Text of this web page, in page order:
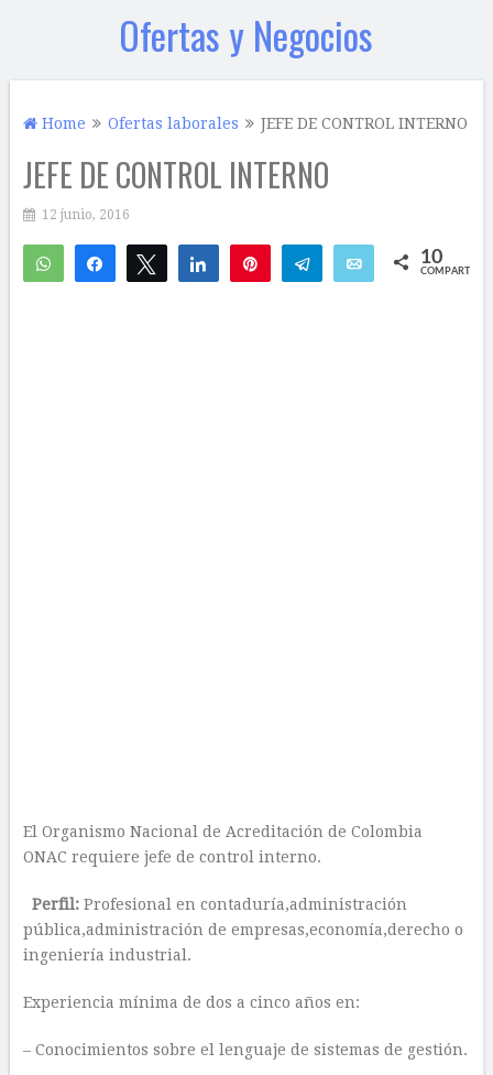
Ofertas y Negocios
Home Ofertas laborales JEFE DE CONTROL INTERNO
JEFE DE CONTROL INTERNO
12 junio, 2016
WhatsAppCompartirTwittear Compartir Telegram Email 10
COMPARTIR
El Organismo Nacional de Acreditación de Colombia
ONAC requiere jefe de control interno.
Perfil:Profesional en contaduría,administración
pública,administración de empresas,economía,derecho o
ingeniería industrial.
Experiencia mínima de dos a cinco años en:
– Conocimientos sobre el lenguaje de sistemas de gestión.